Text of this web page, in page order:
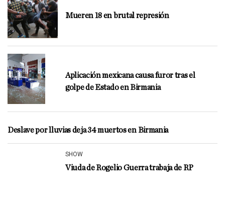
Mueren 18 en brutal represión
Aplicación mexicana causa furor tras el
golpe de Estado en Birmania
Deslave por lluvias deja 34 muertos en Birmania
SHOW
Viuda de Rogelio Guerra trabaja de RP